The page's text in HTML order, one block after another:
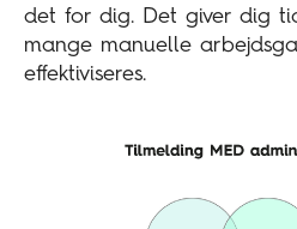
det for dig. Det giver dig
mange manuelle
effektiviseres.